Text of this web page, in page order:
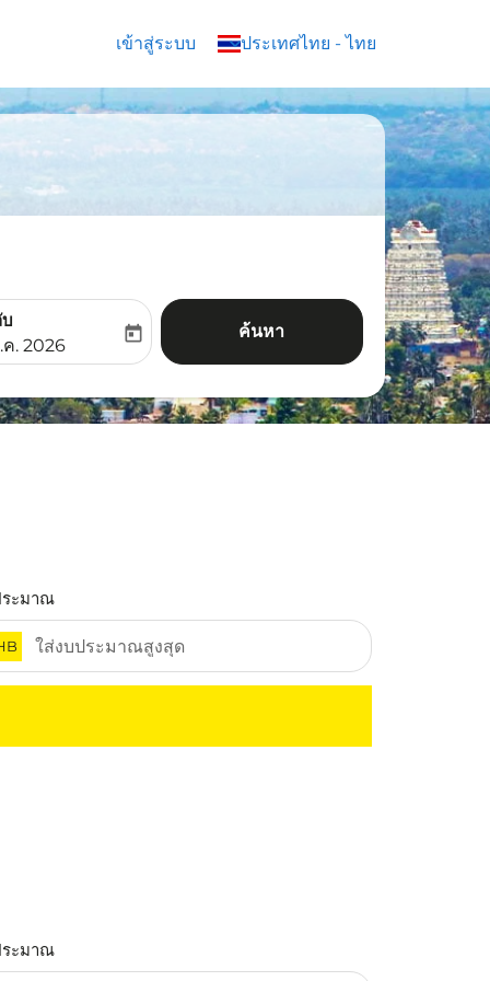
เข้าสู่ระบบ ประเทศไทย - ไทย
keyboard_arrow_down
labelreturn-date-aria-label
ค. 2026
today ค้นหา
ะมาณ
ะมาณ